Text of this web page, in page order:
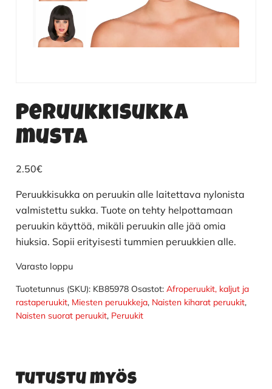
Peruukkisukka
musta
2.50€
Peruukkisukka on peruukin alle laitettava nylonista
valmistettu sukka. Tuote on tehty helpottamaan
peruukin käyttöä, mikäli peruukin alle jää omia
hiuksia. Sopii erityisesti tummien peruukkien alle.
Varasto loppu
Tuotetunnus (SKU): KB85978 Osastot: Afroperuukit, kaljut ja
rastaperuukit, Miesten peruukkeja, Naisten kiharat peruukit,
Naisten suorat peruukit, Peruukit
Tutustu myös